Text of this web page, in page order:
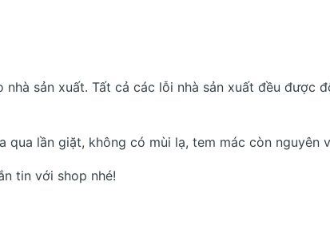
sản xuất. Tất cả các lỗi nhà sản xuất đều được
qua lần giặt, không có mùi lạ, tem mác còn nguyên
tin với shop nhé!